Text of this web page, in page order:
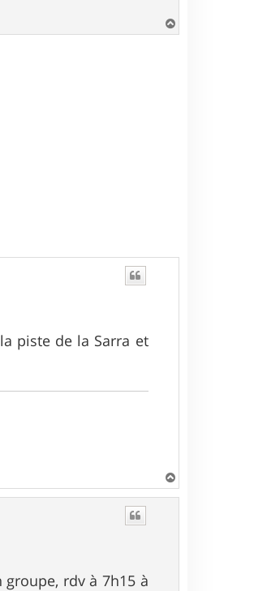
a
piste de la Sarra et
a
rdv à 7h15 à